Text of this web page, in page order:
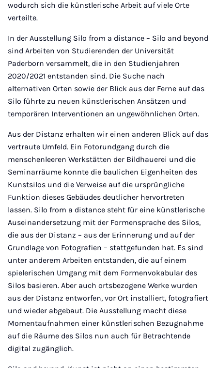
wodurch sich die künstlerische Arbeit auf viele Orte
verteilte.
In der Ausstellung Silo from a distance – Silo and beyond
sind Arbeiten von Studierenden der Universität
Paderborn versammelt, die in den Studienjahren
2020/2021 entstanden sind. Die Suche nach
alternativen Orten sowie der Blick aus der Ferne auf das
Silo führte zu neuen künstlerischen Ansätzen und
temporären Interventionen an ungewöhnlichen Orten.
Aus der Distanz erhalten wir einen anderen Blick auf das
vertraute Umfeld. Ein Fotorundgang durch die
menschenleeren Werkstätten der Bildhauerei und die
Seminarräume konnte die baulichen Eigenheiten des
Kunstsilos und die Verweise auf die ursprüngliche
Funktion dieses Gebäudes deutlicher hervortreten
lassen. Silo from a distance steht für eine künstlerische
Auseinandersetzung mit der Formensprache des Silos,
die aus der Distanz – aus der Erinnerung und auf der
Grundlage von Fotografien – stattgefunden hat. Es sind
unter anderem Arbeiten entstanden, die auf einem
spielerischen Umgang mit dem Formenvokabular des
Silos basieren. Aber auch ortsbezogene Werke wurden
aus der Distanz entworfen, vor Ort installiert, fotografiert
und wieder abgebaut. Die Ausstellung macht diese
Momentaufnahmen einer künstlerischen Bezugnahme
auf die Räume des Silos nun auch für Betrachtende
digital zugänglich.